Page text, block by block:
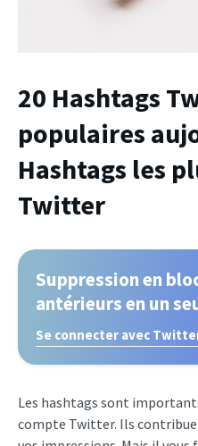
20 Hashtags
populaires
Hashtags les
Twitter
Suppression en
antérieurs en un
Se connecter avec
Les hashtags sont
compte Twitter. Ils